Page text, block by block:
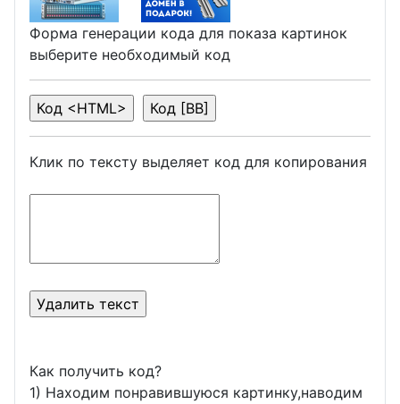
Форма генерации кода для показа картинок
выберите необходимый код
Клик по тексту выделяет код для копирования
Как получить код?
1) Находим понравившуюся картинку,наводим